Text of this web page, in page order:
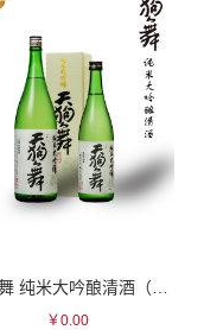
￥0.00